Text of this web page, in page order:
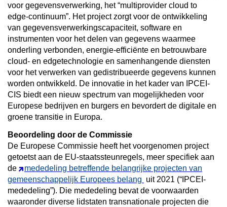
voor gegevensverwerking, het “multiprovider cloud to
edge-continuum”. Het project zorgt voor de ontwikkeling
van gegevensverwerkingscapaciteit, software en
instrumenten voor het delen van gegevens waarmee
onderling verbonden, energie-efficiënte en betrouwbare
cloud- en edgetechnologie en samenhangende diensten
voor het verwerken van gedistribueerde gegevens kunnen
worden ontwikkeld. De innovatie in het kader van IPCEI-
CIS biedt een nieuw spectrum van mogelijkheden voor
Europese bedrijven en burgers en bevordert de digitale en
groene transitie in Europa.
Beoordeling door de Commissie
De Europese Commissie heeft het voorgenomen project
getoetst aan de EU-staatssteunregels, meer specifiek aan
de
mededeling betreffende belangrijke projecten van
gemeenschappelijk Europees belang uit 2021 (“IPCEI-
mededeling”). Die mededeling bevat de voorwaarden
waaronder diverse lidstaten transnationale projecten die